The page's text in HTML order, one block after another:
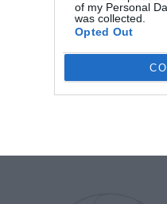
of my Personal
was collected.
Opted Out
il Borussia